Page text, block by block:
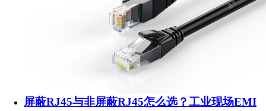
屏蔽RJ45与非屏蔽RJ45怎么选？工业现场EMI